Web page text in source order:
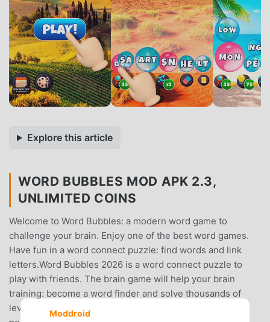
Explore this article
WORD BUBBLES MOD APK 2.3,
UNLIMITED COINS
Welcome to Word Bubbles: a modern word game to
challenge your brain. Enjoy one of the best word games.
Have fun in a word connect puzzle: find words and link
letters.Word Bubbles 2026 is a word connect puzzle to
play with friends. The brain game will help your brain
training: become a word finder and solve thousands of
levels.Word Bubbles 2026 is one of the World’s most
Moddroid